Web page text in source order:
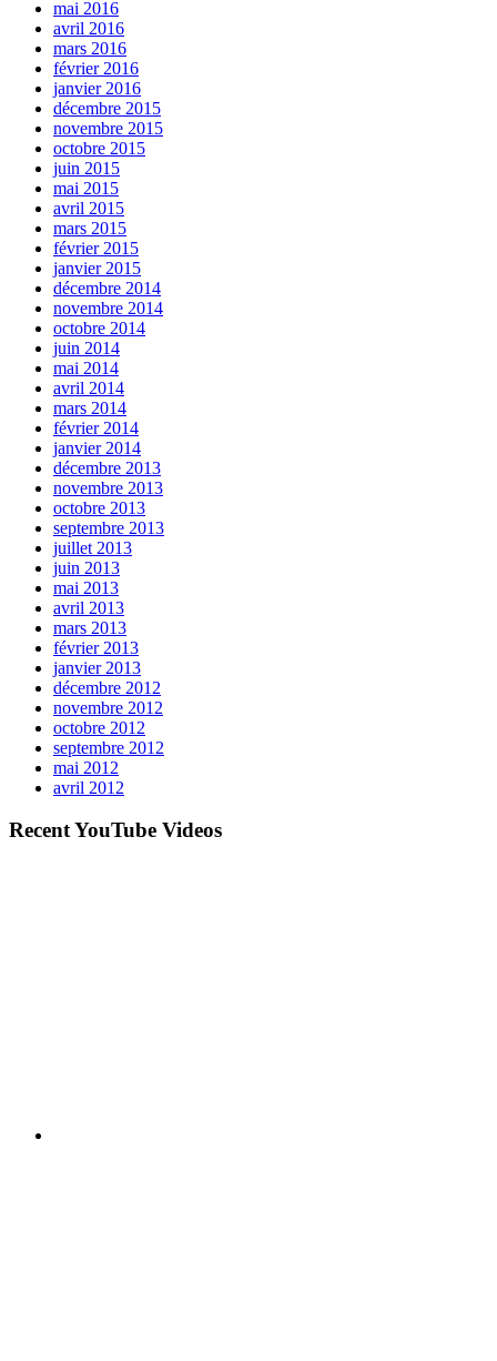
mai 2016
avril 2016
mars 2016
février 2016
janvier 2016
décembre 2015
novembre 2015
octobre 2015
juin 2015
mai 2015
avril 2015
mars 2015
février 2015
janvier 2015
décembre 2014
novembre 2014
octobre 2014
juin 2014
mai 2014
avril 2014
mars 2014
février 2014
janvier 2014
décembre 2013
novembre 2013
octobre 2013
septembre 2013
juillet 2013
juin 2013
mai 2013
avril 2013
mars 2013
février 2013
janvier 2013
décembre 2012
novembre 2012
octobre 2012
septembre 2012
mai 2012
avril 2012
Recent YouTube Videos